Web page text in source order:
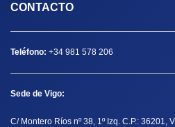
CONTACTO
Teléfono: +34 981 578 206
Sede de Vigo:
C/ Montero Ríos nº 38, 1º Izq. C.P.: 36201,